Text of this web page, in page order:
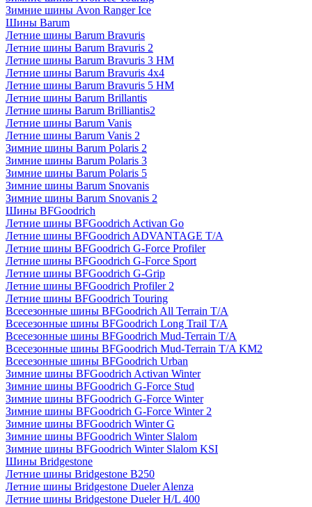
Зимние шины Avon Ranger Ice
Шины Barum
Летние шины Barum Bravuris
Летние шины Barum Bravuris 2
Летние шины Barum Bravuris 3 HM
Летние шины Barum Bravuris 4х4
Летние шины Barum Bravuris 5 HM
Летние шины Barum Brillantis
Летние шины Barum Brilliantis2
Летние шины Barum Vanis
Летние шины Barum Vanis 2
Зимние шины Barum Polaris 2
Зимние шины Barum Polaris 3
Зимние шины Barum Polaris 5
Зимние шины Barum Snovanis
Зимние шины Barum Snovanis 2
Шины BFGoodrich
Летние шины BFGoodrich Activan Go
Летние шины BFGoodrich ADVANTAGE T/A
Летние шины BFGoodrich G-Force Profiler
Летние шины BFGoodrich G-Force Sport
Летние шины BFGoodrich G-Grip
Летние шины BFGoodrich Profiler 2
Летние шины BFGoodrich Touring
Всесезонные шины BFGoodrich All Terrain T/A
Всесезонные шины BFGoodrich Long Trail T/A
Всесезонные шины BFGoodrich Mud-Terrain T/A
Всесезонные шины BFGoodrich Mud-Terrain T/A KM2
Всесезонные шины BFGoodrich Urban
Зимние шины BFGoodrich Activan Winter
Зимние шины BFGoodrich G-Force Stud
Зимние шины BFGoodrich G-Force Winter
Зимние шины BFGoodrich G-Force Winter 2
Зимние шины BFGoodrich Winter G
Зимние шины BFGoodrich Winter Slalom
Зимние шины BFGoodrich Winter Slalom KSI
Шины Bridgestone
Летние шины Bridgestone B250
Летние шины Bridgestone Dueler Alenza
Летние шины Bridgestone Dueler H/L 400